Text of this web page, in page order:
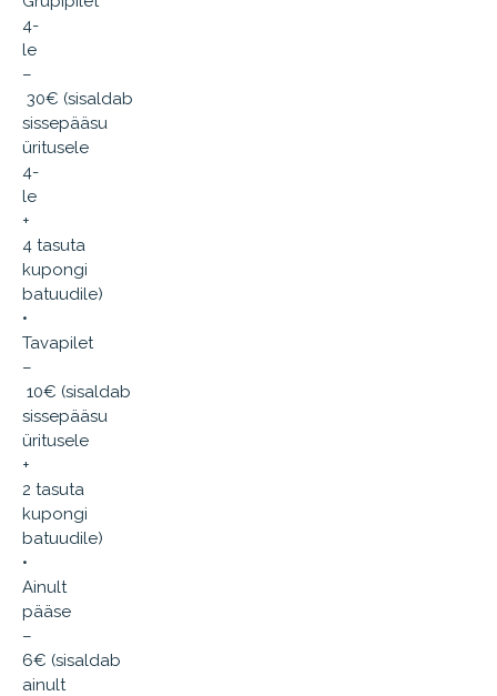
4-
le
–
30€ (sisaldab
sissepääsu
üritusele
4-
le
+
4 tasuta
kupongi
batuudile)
•
Tavapilet
–
10€ (sisaldab
sissepääsu
üritusele
+
2 tasuta
kupongi
batuudile)
•
Ainult
pääse
–
6€ (sisaldab
ainult